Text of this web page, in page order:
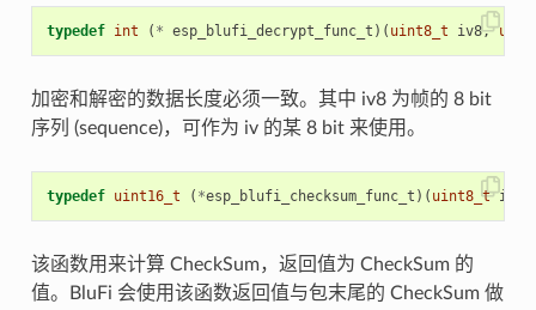
typedef int ( * esp_blufi_decrypt_func_t )( uint8_t iv8,
加密和解密的数据长度必须一致。其中 iv8 为帧的 8 bit
序列 (sequence)，可作为 iv 的某 8 bit 来使用。
typedef uint16_t ( *esp_blufi_checksum_func_t )( uint8_t iv8
该函数用来计算 CheckSum，返回值为 CheckSum 的
值。BluFi 会使用该函数返回值与包末尾的 CheckSum 做